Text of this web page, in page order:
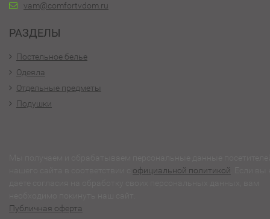
vam@comfortvdom.ru
РАЗДЕЛЫ
Постельное белье
Одеяла
Отдельные предметы
Подушки
официальной политикой
Публичная оферта